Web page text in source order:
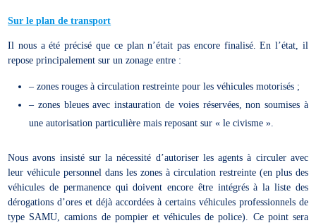
Sur le plan de transport
Il nous a été précisé que ce plan n’était pas encore finalisé. En l’état, il
repose principalement sur un zonage entre :
– zones rouges à circulation restreinte pour les véhicules motorisés ;
– zones bleues avec instauration de voies réservées, non soumises à
une autorisation particulière mais reposant sur « le civisme ».
Nous avons insisté sur la nécessité d’autoriser les agents à circuler avec
leur véhicule personnel dans les zones à circulation restreinte (en plus des
véhicules de permanence qui doivent encore être intégrés à la liste des
dérogations d’ores et déjà accordées à certains véhicules professionnels de
type SAMU, camions de pompier et véhicules de police). Ce point sera